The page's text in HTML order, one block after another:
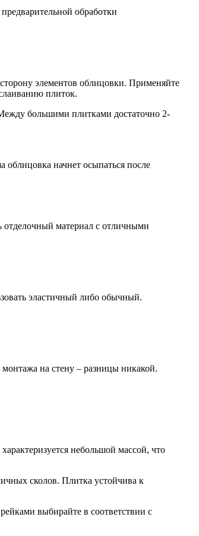
обработки
элементов облицовки. Применяйте
плиток.
большими плитками достаточно 2-
облицовка начнет осыпаться после
отделочный материал с отличными
эластичный либо обычный.
на стену – разницы никакой.
небольшой массой, что
сколов. Плитка устойчива к
выбирайте в соответствии с